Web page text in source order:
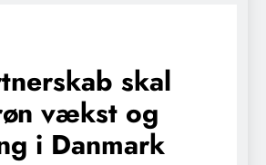
skal
vækst og
i Danmark